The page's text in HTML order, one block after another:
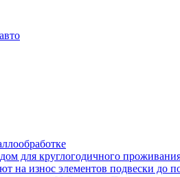
для круглогодичного
на износ элементов подвески до